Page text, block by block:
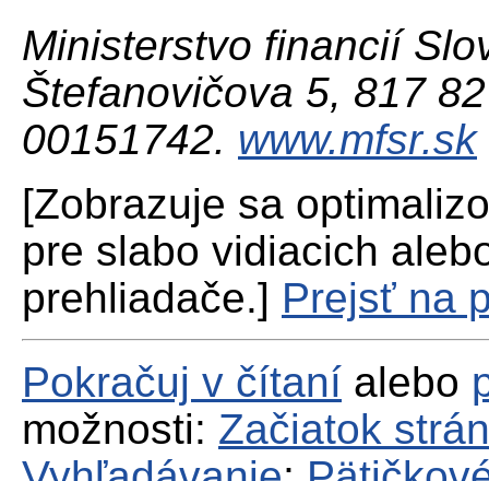
Ministerstvo financií
Štefanovičova 5, 817
00151742. www.mfsr.sk
[Zobrazuje sa
pre slabo vidiacich
prehliadače.] Prejsť na
Pokračuj v čítaní alebo
možnosti: Začiatok